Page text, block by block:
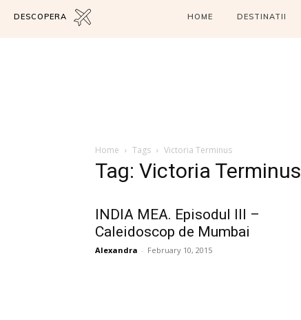
DESCOPERA HOME DESTINATII
Home Tags Victoria Terminus
Tag: Victoria Terminus
INDIA MEA. Episodul III –
Caleidoscop de Mumbai
Alexandra - February 10, 2015